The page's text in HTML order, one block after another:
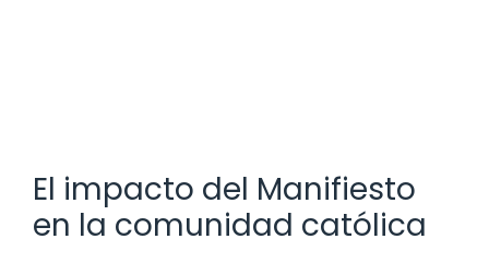
El impacto del Manifiesto
en la comunidad católica